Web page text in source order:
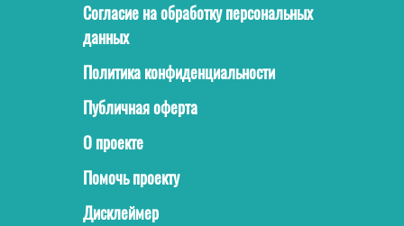
Согласие на обработку персональных
данных
Политика конфиденциальности
Публичная оферта
О проекте
Помочь проекту
Дисклеймер